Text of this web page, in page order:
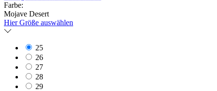
Farbe:
Mojave Desert
Hier Größe auswählen
25
26
27
28
29